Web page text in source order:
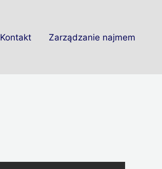
Kontakt Zarządzanie najmem